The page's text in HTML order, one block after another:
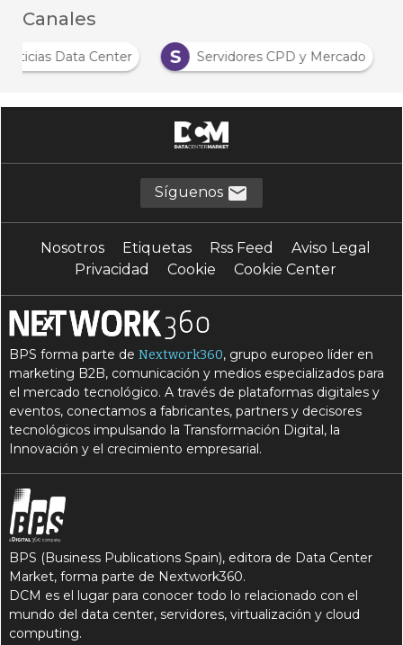
Canales
Noticias Data Center S Servidores CPD y Mercado
Síguenos
Nosotros Etiquetas Rss Feed
Aviso Legal
Privacidad
Cookie Cookie Center
BPS forma parte deNextwork360, grupo europeo líder en
marketing B2B, comunicación y medios especializados para
el mercado tecnológico. A través de plataformas digitales y
eventos, conectamos a fabricantes, partners y decisores
tecnológicos impulsando la Transformación Digital, la
Innovación y el crecimiento empresarial.
BPS (Business Publications Spain), editora de Data Center
Market, forma parte de Nextwork360.
DCM es el lugar para conocer todo lo relacionado con el
mundo del data center, servidores, virtualización y cloud
computing.